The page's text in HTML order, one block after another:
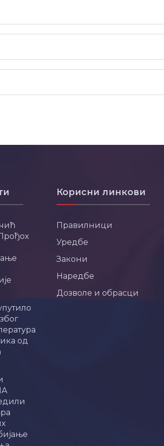
од
Корисни линкови
Правилници
Уредбе
Закони
Наредбе
Дозволе и обрасци